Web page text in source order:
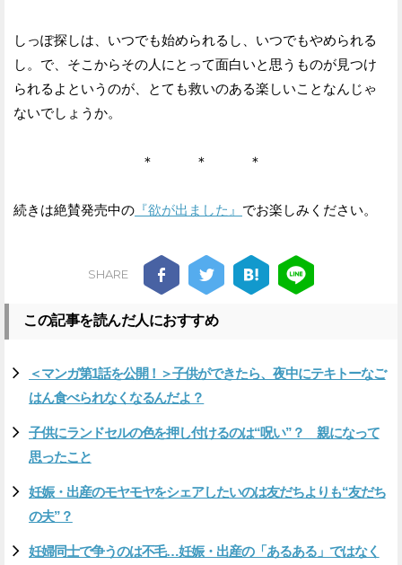
しっぽ探しは、いつでも始められるし、いつでもやめられる
し。で、そこからその人にとって面白いと思うものが見つけ
られるよというのが、とても救いのある楽しいことなんじゃ
ないでしょうか。
＊ ＊ ＊
続きは絶賛発売中の 『欲が出ました』 でお楽しみください。
SHARE
この記事を読んだ人におすすめ
＜マンガ第1話を公開！＞子供ができたら、夜中にテキトーなご
はん食べられなくなるんだよ？
子供にランドセルの色を押し付けるのは“呪い”？ 親になって
思ったこと
妊娠・出産のモヤモヤをシェアしたいのは友だちよりも“友だち
の夫”？
妊婦同士で争うのは不毛…妊娠・出産の「あるある」ではなく